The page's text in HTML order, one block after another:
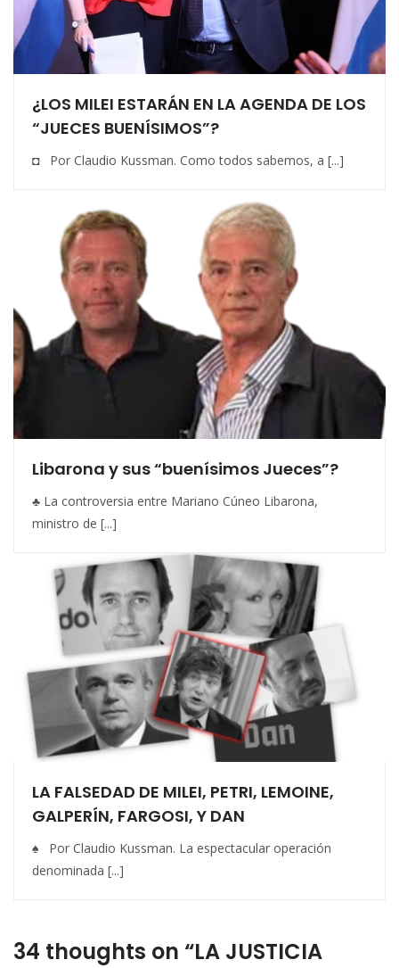
¿LOS MILEI ESTARÁN EN LA AGENDA DE LOS
“JUECES BUENÍSIMOS”?
◘ Por Claudio Kussman. Como todos sabemos, a [...]
Libarona y sus “buenísimos Jueces”?
♣ La controversia entre Mariano Cúneo Libarona,
ministro de [...]
LA FALSEDAD DE MILEI, PETRI, LEMOINE,
GALPERÍN, FARGOSI, Y DAN
♠ Por Claudio Kussman. La espectacular operación
denominada [...]
34 thoughts on “LA JUSTICIA